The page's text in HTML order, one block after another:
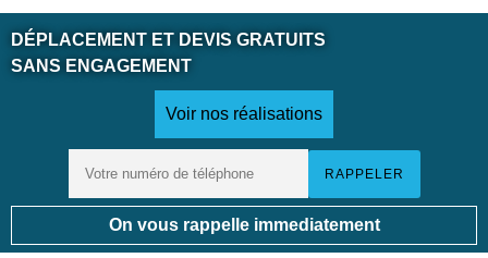
DÉPLACEMENT ET DEVIS GRATUITS
SANS ENGAGEMENT
Voir nos réalisations
On vous rappelle immediatement